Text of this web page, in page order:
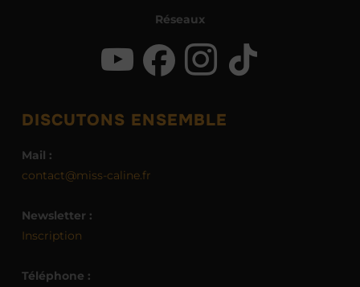
Réseaux
DISCUTONS ENSEMBLE
Mail :
contact@miss-caline.fr
Newsletter :
Inscription
Téléphone :